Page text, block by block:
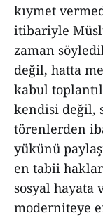
kıymet
itibariyle
zaman
değil, hatta
kabul
kendisi değil,
törenlerden
yükünü
en tabii
sosyal hayata
moderniteye